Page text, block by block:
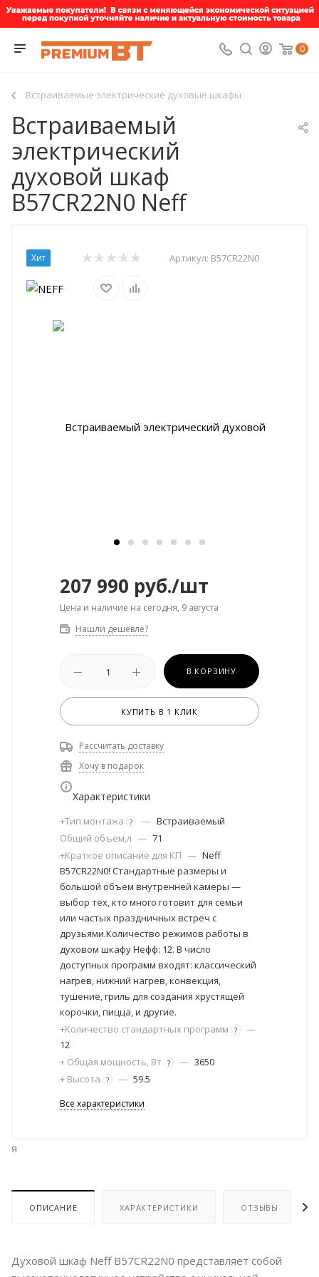
0
Встраиваемые электрические духовые шкафы
Встраиваемый
электрический
духовой шкаф
B57CR22N0 Neff
Хит Артикул: B57CR22N0
207 990 руб./шт
Цена и наличие на сегодня, 9 августа
Нашли дешевле?
В КОРЗИНУ
КУПИТЬ В 1 КЛИК
Рассчитать доставку
Хочу в подарок
Характеристики
+Тип монтажа ? — Встраиваемый
Общий объем,л — 71
+Краткое описание для КП — Neff
B57CR22N0! Стандартные размеры и
большой объем внутренней камеры —
выбор тех, кто много готовит для семьи
или частых праздничных встреч с
друзьями.Количество режимов работы в
духовом шкафу Нефф: 12. В число
доступных программ входят: классический
нагрев, нижний нагрев, конвекция,
тушение, гриль для создания хрустящей
корочки, пицца, и другие.
+Количество стандартных программ ?
—
12
+ Общая мощность, Вт ? — 3650
+ Высота ? — 59.5
Все характеристики
я
ОПИСАНИЕ ХАРАКТЕРИСТИКИ ОТЗЫВЫ
Духовой шкаф Neff B57CR22N0 представляет собой